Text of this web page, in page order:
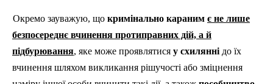
Окремо зауважую, що кримінально караним є не лише
безпосереднє вчинення протиправних дій, а й
підбурювання, яке може проявлятися у схилянні до їх
вчинення шляхом викликання рішучості або зміцнення